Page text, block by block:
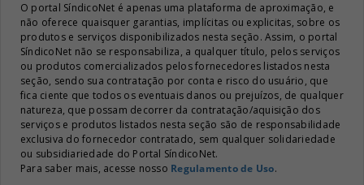
O portal SíndicoNet é apenas uma plataforma de aproximação, e
não oferece quaisquer garantias, implícitas ou explicitas, sobre os
produtos e serviços disponibilizados nesta seção. Assim, o portal
SíndicoNet não se responsabiliza, a qualquer título, pelos serviços
ou produtos comercializados pelos fornecedores listados nesta
seção, sendo sua contratação por conta e risco do usuário, que
fica ciente que todos os eventuais danos ou prejuízos, de qualquer
natureza, que possam decorrer da contratação/aquisição dos
serviços e produtos listados nesta seção são de responsabilidade
exclusiva do fornecedor contratado, sem qualquer solidariedade
ou subsidiariedade do Portal SíndicoNet.
Para saber mais, acesse nosso Regulamento de Uso.